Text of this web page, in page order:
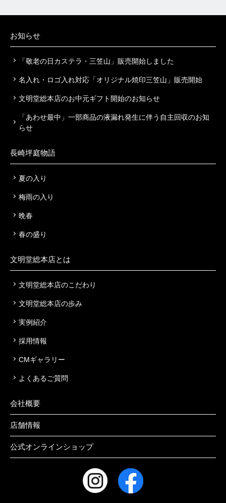
お知らせ
「敬老の日カステラ・三笠山」販売開始しました
名入れ・ロゴ入れ対応「オリジナル焼印三笠山」販売開始
文明堂総本店のお中元ギフト開始のお知らせ
「あわせ最中」一部商品の液漏れ発生に伴う自主回収のお知
らせ
長崎坪庭物語
夏の入り
梅雨の入り
晩春
春の盛り
文明堂総本店とは
文明堂総本店のこだわり
文明堂総本店の歩み
実例紹介
採用情報
CMギャラリー
よくあるご質問
会社概要
店舗情報
公式オンラインショップ